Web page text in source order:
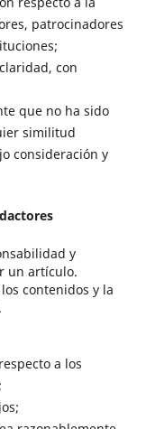
patrocinadores
con
que no ha sido
similitud
consideración y
y
un artículo.
contenidos y la
a los